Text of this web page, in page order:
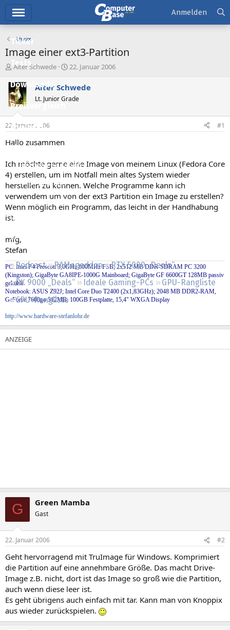
Ticker
Tests
Downloads
Preisvergleich
Forum
Aktuelles
Empfohlene Inhalte
Neue Beiträge
Neueste Aktivitäten
Leserartikel
Regeln
Podcast RAMageddon
RTX 5000 „Deals“
RX 9000 „Deals“
Ideale Gaming-PCs
GPU-Rangliste
CPU-Rangliste
Anmelden
Linux
Image einer ext3-Partition
E
s
t
e
e
r
Alter Schwede
E
s
e
t
22. Januar 2006
Alter Schwede
Lt. Junior Grade
22. Januar 2006 #1
Hallo zusammen
Ich möchte gerne eine Image von meinem Linux (Fedora Core
4) erstellen, um im Notfall mein altes System wieder
herstellen zu können. Welche Programme kann ich
verwendem um von der ext3 Partition ein Image zu erstellen?
Wenn möglich ein Programm, das leicht in der Handhabung
ist.
mfg,
Stefan
PC: Intel P4 Prescott 3,0GHz 800MHz FSB; 2x512 MB DDR-SDRAM PC 3200
(Kingston); GigaByte GA8IPE-1000G Mainboard; GigaByte GF 6600GT 128MB passiv
gekühlt
Notebook: ASUS Z92J; Intel Core Duo T2400 (2x1,83GHz); 2048 MB DDR2-RAM,
GeForce 7600go 512MB, 100GB Festplatte, 15,4" WXGA Display
http://www.hardware-stefanlohr.de
G Green Mamba
Gast
22. Januar 2006 #2
Geht hervorragend mit TruImage für Windows. Komprimiert
die Partition auf eine annehmbare Größe. Das macht Drive-
Image z.B. nicht, dort ist das Image so groß wie die Partition,
auch wenn diese leer ist.
Es geht übrigens auch einfach mit tar. Kann man von Knoppix
aus wieder zurückspielen.